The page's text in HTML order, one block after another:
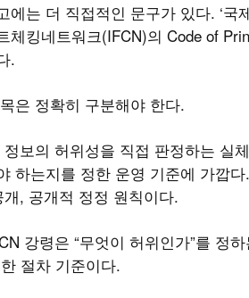
에는 더 직접적인 문구가 있다. ‘
체킹네트워크(IFCN)의 Code of
.
은 정확히 구분해야 한다.
보의 허위성을 직접 판정하는 실
하는지를 정한 운영 기준에 가깝
, 공개적 정정 원칙이다.
강령은 “무엇이 허위인가”를 정
절차 기준이다.